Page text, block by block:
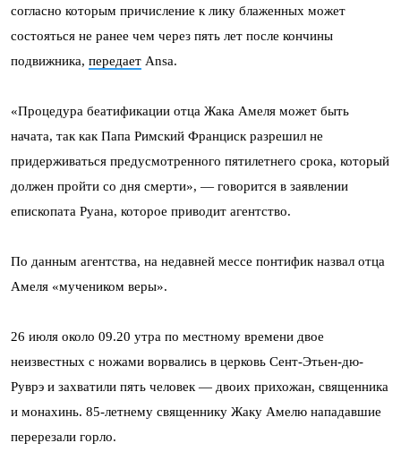
согласно которым причисление к лику блаженных может
состояться не ранее чем через пять лет после кончины
подвижника, передает Ansa.
«Процедура беатификации отца Жака Амеля может быть
начата, так как Папа Римский Франциск разрешил не
придерживаться предусмотренного пятилетнего срока, который
должен пройти со дня смерти», — говорится в заявлении
епископата Руана, которое приводит агентство.
По данным агентства, на недавней мессе понтифик назвал отца
Амеля «мучеником веры».
26 июля около 09.20 утра по местному времени двое
неизвестных с ножами ворвались в церковь Сент-Этьен-дю-
Руврэ и захватили пять человек — двоих прихожан, священника
и монахинь. 85-летнему священнику Жаку Амелю нападавшие
перерезали горло.